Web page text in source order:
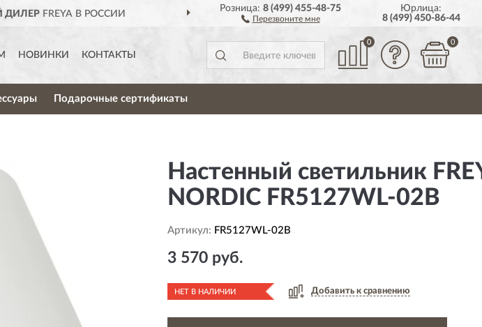
ДИЛЕРFREYA В РОССИИ ДОСТАВИМ ПО ВСЕЙ РОССИИ
Розница:8 (499) 455-48-75
Перезвоните мне
Юрлица:
8 (499) 450-86-44
НОВИНКИ КОНТАКТЫ
0 0
Подарочные сертификаты
Настенный светильник
NORDIC FR5127WL-02B
Артикул: FR5127WL-02B
3 570 руб.
НЕТ В НАЛИЧИИ Добавить к сравнению